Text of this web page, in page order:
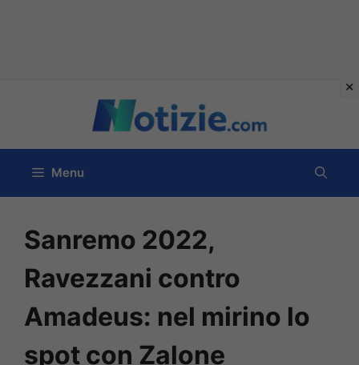
contenuto
Menu
Sanremo 2022,
Ravezzani contro
Amadeus: nel mirino lo
spot con Zalone